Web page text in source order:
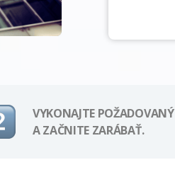
VYKONAJTE
A ZAČNITE ZARÁBAŤ.